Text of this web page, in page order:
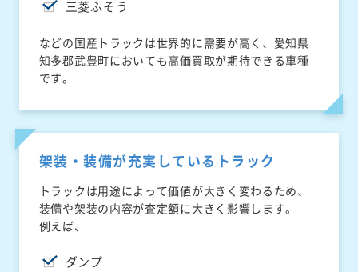
三菱ふそう
などの国産トラックは世界的に需要が高く、愛知県
知多郡武豊町においても高価買取が期待できる車種
です。
架装・装備が充実しているトラック
トラックは用途によって価値が大きく変わるため、
装備や架装の内容が査定額に大きく影響します。
例えば、
ダンプ